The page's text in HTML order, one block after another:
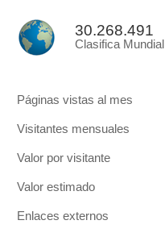
30.268.491
Clasifica Mundial
Páginas vistas al mes
Visitantes mensuales
Valor por visitante
Valor estimado
Enlaces externos